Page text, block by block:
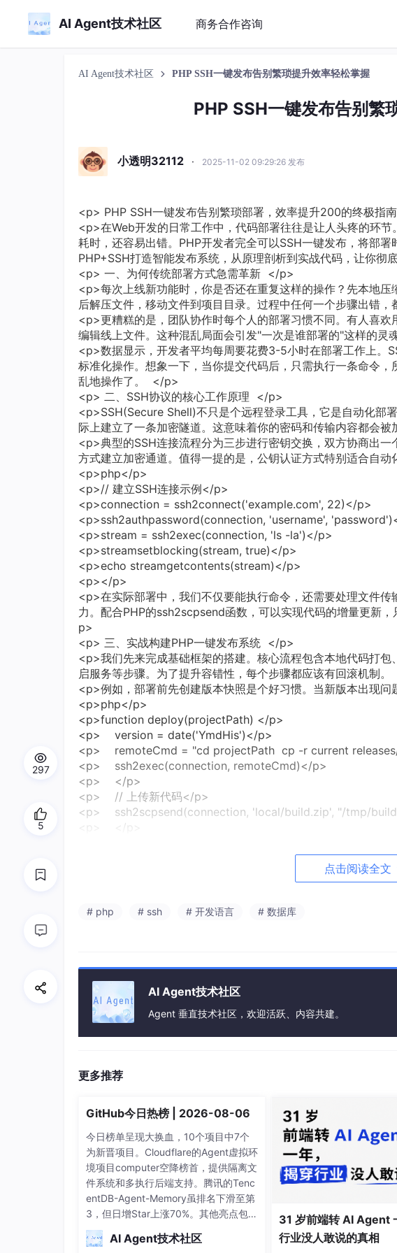
AI Agent技术社区 商务合作咨询
AI Agent技术社区 PHP SSH一键发布告别繁琐提升效率轻松掌握
PHP SSH一键发布告别繁
小透明32112 · 2025-11-02 09:29:26 发布
<p> PHP SSH一键发布告别繁琐部署，效率提升200的终极指
<p>在Web开发的日常工作中，代码部署往往是让人头疼的环
耗时，还容易出错。PHP开发者完全可以SSH一键发布，将部
PHP+SSH打造智能发布系统，从原理剖析到实战代码，让你
<p> 一、为何传统部署方式急需革新 </p>
<p>每次上线新功能时，你是否还在重复这样的操作？先本地
后解压文件，移动文件到项目目录。过程中任何一个步骤出错
<p>更糟糕的是，团队协作时每个人的部署习惯不同。有人喜
编辑线上文件。这种混乱局面会引发"一次是谁部署的"这样的
<p>数据显示，开发者平均每周要花费3-5小时在部署工作上。
标准化操作。想象一下，当你提交代码后，只需执行一条命令
乱地操作了。 </p>
<p> 二、SSH协议的核心工作原理 </p>
<p>SSH(Secure Shell)不只是个远程登录工具，它是自动化部
际上建立了一条加密隧道。这意味着你的密码和传输内容都会
<p>典型的SSH连接流程分为三步进行密钥交换，双方协商出
方式建立加密通道。值得一提的是，公钥认证方式特别适合自
<p>php</p>
<p>// 建立SSH连接示例</p>
<p>connection = ssh2connect('example.com', 22)</p>
<p>ssh2authpassword(connection, 'username',
<p>stream = ssh2exec(connection, 'ls -la')</p>
<p>streamsetblocking(stream, true)</p>
<p>echo streamgetcontents(stream)</p>
<p></p>
<p>在实际部署中，我们不仅要能执行命令，还需要处理文件
力。配合PHP的ssh2scpsend函数，可以实现代码的增量更新
p>
<p> 三、实战构建PHP一键发布系统 </p>
<p>我们先来完成基础框架的搭建。核心流程包含本地代码打
启服务等步骤。为了提升容错性，每个步骤都应该有回滚机制
<p>例如，部署前先创建版本快照是个好习惯。当新版本出现
<p>php</p>
<p>function deploy(projectPath) </p>
<p> version = date('YmdHis')</p>
<p> remoteCmd = "cd projectPath cp -r current
<p> ssh2exec(connection, remoteCmd)</p>
<p> </p>
<p> // 上传新代码</p>
<p> ssh2scpsend(connection, 'local/build.zip', "/tmp/
<p> </p>
<p> "unzip -o /tmp/build.zip -d projectPath/releases/
<p> "sudo systemctl restart php-fpm"</p>
<p> ]</p>
<p> </p>
<p></p>
<p></p>
<p>进阶技巧是加入环境检测和通知机制。部署前检查磁盘空
到CI/CD流程中，实现Git push自动触发部署 </p>
<p>payload = jsondecode(filegetcontents('php://input'),
<p> exec('git pull origin master')</p>
<p> deploy('/var/www/project')</p>
<p> sendNotification('部署完成:
<p></p>
<p></p>
<p> 四、避坑指南与高阶优化 </p>
<p>首次实现自动化部署时，我踩过不少坑。最大教训是权限
钥访问权限。解决方法是将部署脚本设置为sudo免密执行，
<p>性能优化方面有这几个要点启用SSH连接复用减少握手开
段代码展示了如何复用SSH连接 </p>
点击阅读全文
# php # ssh # 开发语言 # 数据库
AI Agent技术社区
Agent 垂直技术社区，欢迎活跃、内容共建。
更多推荐
GitHub今日热榜 | 2026-08-06
今日榜单呈现大换血，10个项目中7个
为新晋项目。Cloudflare的Agent虚拟环
境项目computer空降榜首，提供隔离文
件系统和多执行后端支持。腾讯的Tenc
entDB-Agent-Memory虽排名下滑至第
3，但日增Star上涨70%。其他亮点包
括： loopx为AI Agent团队提供看板管
理系统 经典面试指南system-design-p
AI Agent技术社区
31 岁前端转 AI Agent
行业没人敢说的真相
297
5